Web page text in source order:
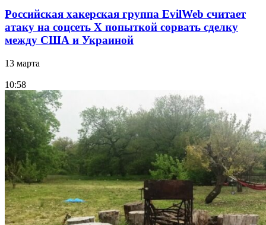
Российская хакерская группа EvilWeb считает
атаку на соцсеть Х попыткой сорвать сделку
между США и Украиной
13 марта
10:58